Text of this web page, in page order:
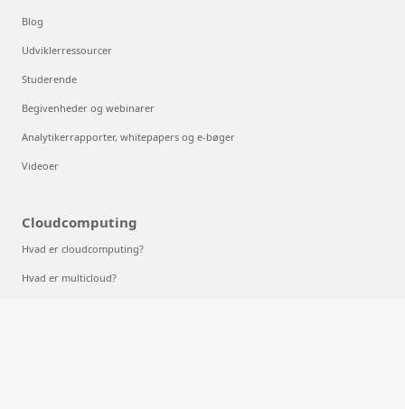
Blog
Udviklerressourcer
Studerende
Begivenheder og webinarer
Analytikerrapporter, whitepapers og e-bøger
Videoer
Cloudcomputing
Hvad er cloudcomputing?
Hvad er multicloud?